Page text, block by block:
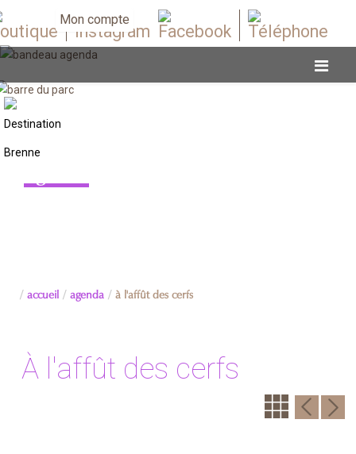
Mon compte
accueil agenda à l'affût des cerfs
À l'affût des cerfs